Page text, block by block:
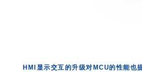
HMI显示交互的升级对 MCU的性能也